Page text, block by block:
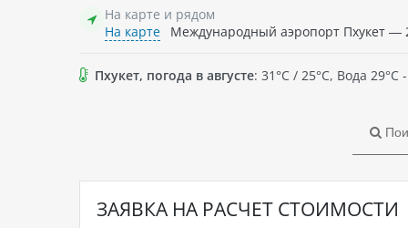
На карте и рядом
На карте
Международный аэропорт Пхукет —
Пхукет, погода в августе: 31°C / 25°C, Вода
ЗАЯВКА НА РАСЧЕТ СТОИМОСТИ
→